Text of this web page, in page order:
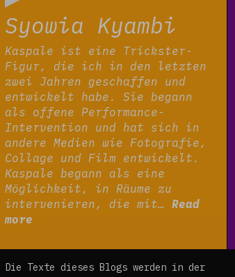
Syowia Kyambi
Kaspale ist eine Trickster-
Figur, die ich in den letzten
zwei Jahren geschaffen und
entwickelt habe. Sie begann
als offene Performance-
Intervention und hat sich in
andere Medien wie Fotografie,
Collage und Film entwickelt.
Kaspale begann als eine
Möglichkeit, in Räume zu
intervenieren, die mit… Read
more
Die Texte dieses Blogs werden in der